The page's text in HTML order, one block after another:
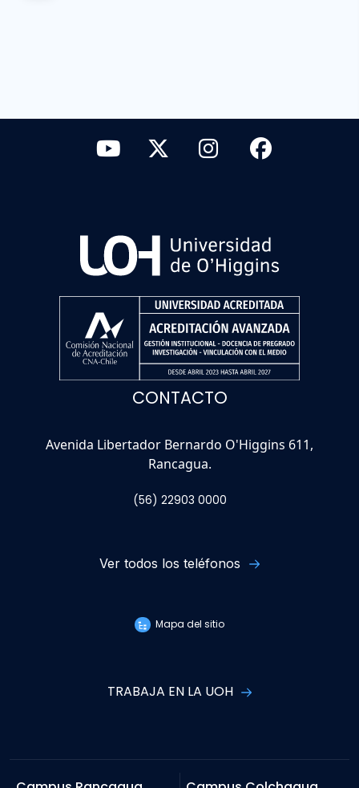
CONTACTO
Avenida Libertador Bernardo O'Higgins 611,
Rancagua.
(56) 22903 0000
Ver todos los teléfonos
Mapa del sitio
TRABAJA EN LA UOH